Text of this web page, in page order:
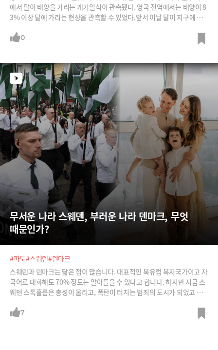
에서 달이 태양을 가리는 개기일식이 관측됐다. 영국 전역에서는 태양이 8
3% 이상 달에 가리는 현상을 관측할 수 있었다.앞서 이날 달이 지구에 가
높였다. 수만명의 관광객이 달에 태양이 100% 가려지는 것을 볼 수 있는
0
무서운 나라 스웨덴, 부러운 나라 덴마크, 무엇
때문인가?
#파도#스웨덴#덴마크
스웨덴과 덴마크는 닮은 점이 많습니다. 대표적인 북유럽 복지국가이고 자
국어로 대화해도 70% 정도는 알아들을 수 있다고 합니다. 하지만 지금 스
웨덴 스톡홀름은 총성이 울리고, 폭탄이 터지는 범죄의 도시가 되었고 반
종주국으로 불리고 사회민주당이 계속 집권하고 있죠. 이웃사촌이던 두 나
7